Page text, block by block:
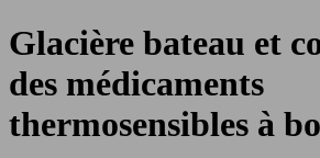
Glacière bateau et
des médicaments
thermosensibles à